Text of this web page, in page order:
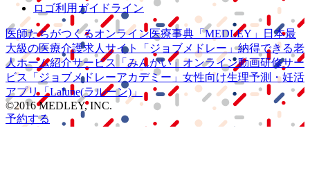
ロゴ利用ガイドライン
医師たちがつくるオンライン医療事典 「MEDLEY」
日本最
大級の医療介護求人サイト 「ジョブメドレー」納得できる老
人ホーム紹介サービス
「みんかい」 オンライン動画研修サー
ビス
「ジョブメドレーアカデミー」 女性向け生理予測・妊活
アプリ「Lalune(ラルーン)」
©2016 MEDLEY, INC.
予約する